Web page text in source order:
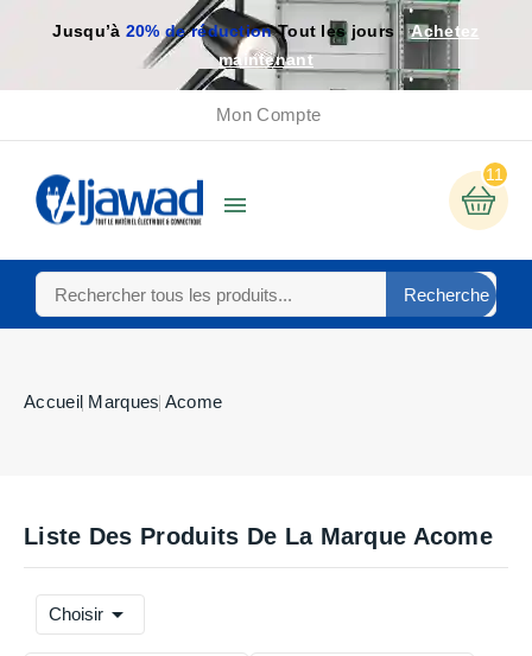
Jusqu’à 20% de réductionTout les jours
Achetez
maintenant
Mon Compte

11
Recherche
Accueil Marques Acome
Liste Des Produits De La Marque Acome
Choisir 